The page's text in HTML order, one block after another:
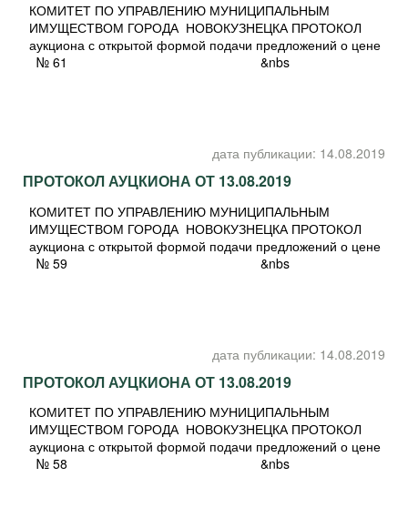
КОМИТЕТ ПО УПРАВЛЕНИЮ МУНИЦИПАЛЬНЫМ
ИМУЩЕСТВОМ ГОРОДА НОВОКУЗНЕЦКА ПРОТОКОЛ
аукциона с открытой формой подачи предложений о цене
№ 61 &nbs
дата публикации: 14.08.2019
ПРОТОКОЛ АУЦКИОНА ОТ 13.08.2019
КОМИТЕТ ПО УПРАВЛЕНИЮ МУНИЦИПАЛЬНЫМ
ИМУЩЕСТВОМ ГОРОДА НОВОКУЗНЕЦКА ПРОТОКОЛ
аукциона с открытой формой подачи предложений о цене
№ 59 &nbs
дата публикации: 14.08.2019
ПРОТОКОЛ АУЦКИОНА ОТ 13.08.2019
КОМИТЕТ ПО УПРАВЛЕНИЮ МУНИЦИПАЛЬНЫМ
ИМУЩЕСТВОМ ГОРОДА НОВОКУЗНЕЦКА ПРОТОКОЛ
аукциона с открытой формой подачи предложений о цене
№ 58 &nbs